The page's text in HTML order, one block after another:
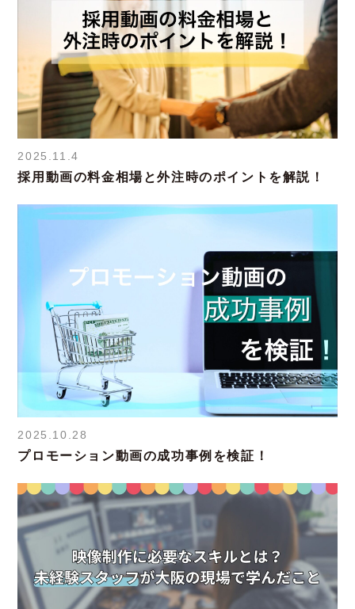
2025.11.4
採用動画の料金相場と外注時のポイントを解説！
2025.10.28
プロモーション動画の成功事例を検証！